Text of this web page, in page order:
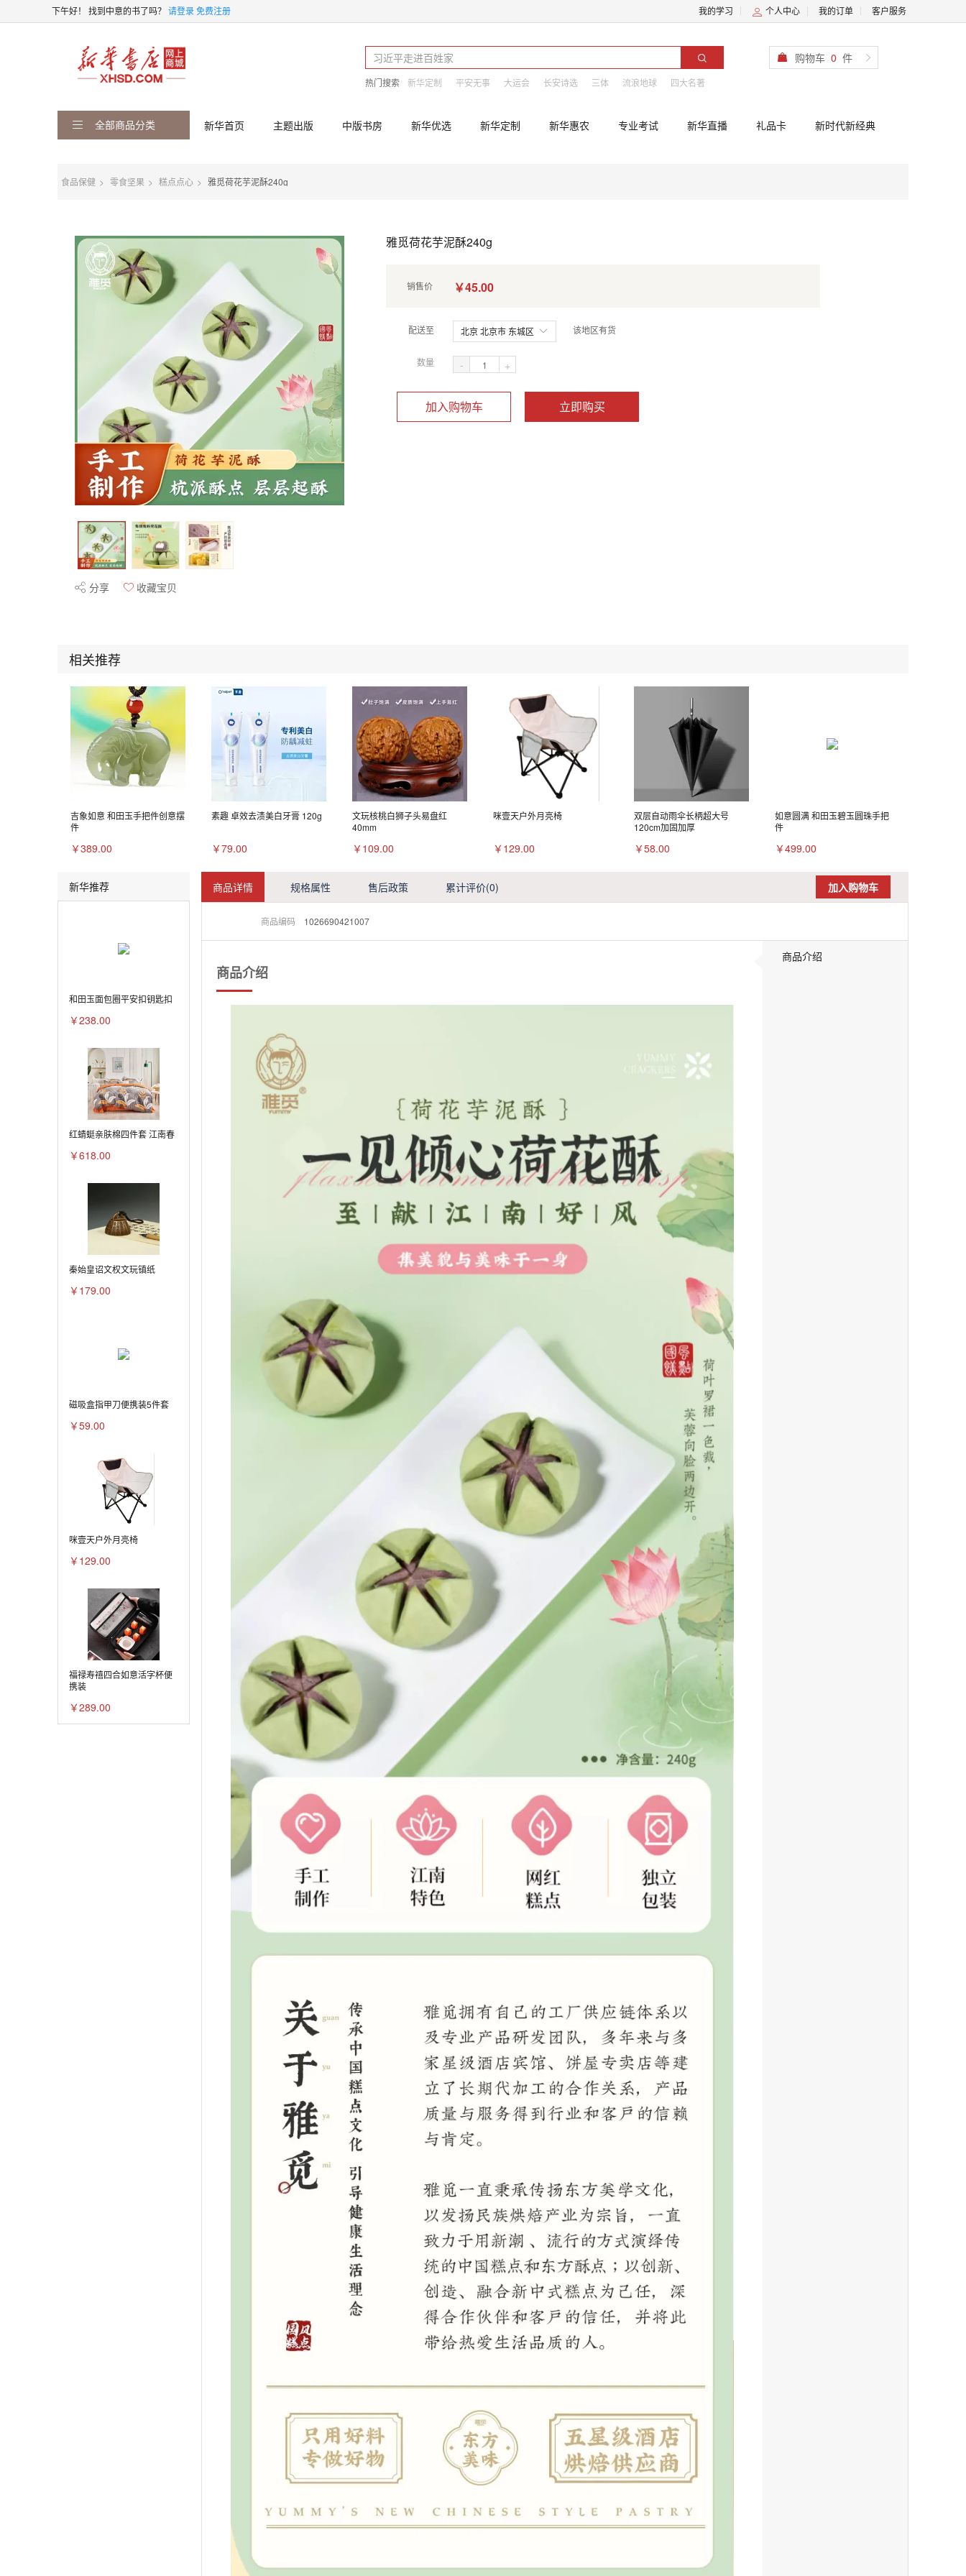
下午好！ 找到中意的书了吗？ 请登录免费注册 我的学习 个人中心 我的订单 客户服务
热门搜索 新华定制 平安无事 大运会 长安诗选 三体 流浪地球 四大名著
购物车 0 件
全部商品分类 新华首页 主题出版 中版书房 新华优选 新华定制 新华惠农 专业考试 新华直播 礼品卡 新时代新经典
食品保健 零食坚果 糕点点心 雅觅荷花芋泥酥240g
分享 收藏宝贝
雅觅荷花芋泥酥240g
销售价 ￥45.00
配送至 北京 北京市 东城区 该地区有货
数量 - +
加入购物车 立即购买
相关推荐
吉象如意 和田玉手把件创意摆
件
￥389.00
素趣 卓效去渍美白牙膏 120g
￥79.00
文玩核桃白狮子头易盘红
40mm
￥109.00
咪壹天户外月亮椅
￥129.00
双层自动雨伞长柄超大号
120cm加固加厚
￥58.00
如意圆满 和田玉碧玉圆珠手把
件
￥499.00
新华推荐
和田玉面包圈平安扣钥匙扣
￥238.00
红蜻蜓亲肤棉四件套 江南春
￥618.00
秦始皇诏文权文玩镇纸
￥179.00
磁吸盒指甲刀便携装5件套
￥59.00
咪壹天户外月亮椅
￥129.00
福禄寿禧四合如意活字杯便
携装
￥289.00
商品详情 规格属性 售后政策 累计评价(0) 加入购物车
商品编码 1026690421007
商品介绍
商品介绍